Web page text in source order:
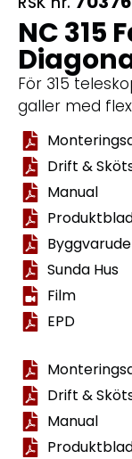
NC 315
För 315
galler med
Drift &
Manual
Sunda Hus
Film
EPD
Drift &
Manual